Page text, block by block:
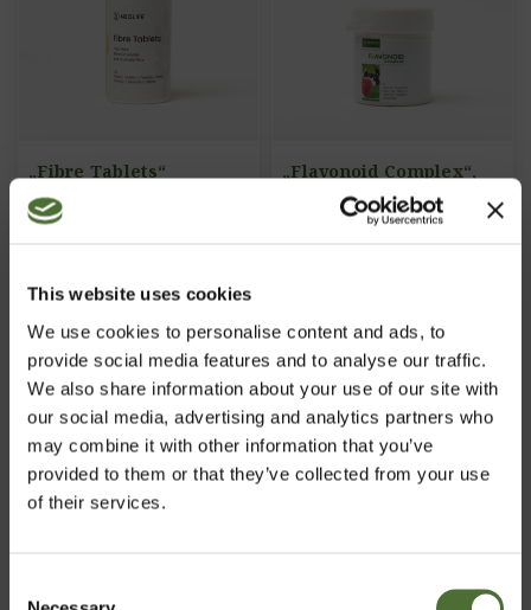
This website uses cookies
We use cookies to personalise content and ads, to
provide social media features and to analyse our traffic.
We also share information about your use of our site with
our social media, advertising and analytics partners who
may combine it with other information that you’ve
provided to them or that they’ve collected from your use
of their services.
„Fibre Tablets“
24,20/vnt.
Pirkti Dabar
„Flavonoid Complex“,
flavonoidų maisto
papildas
Pirkti Dabar